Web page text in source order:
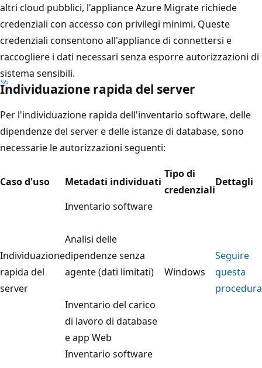
altri cloud pubblici, l'appliance Azure Migrate richiede
credenziali con accesso con privilegi minimi. Queste
credenziali consentono all'appliance di connettersi e
raccogliere i dati necessari senza esporre autorizzazioni di
sistema sensibili.
Individuazione rapida del server
Per l'individuazione rapida dell'inventario software, delle
dipendenze del server e delle istanze di database, sono
necessarie le autorizzazioni seguenti:
Caso d'uso Metadati individuati
Tipo di
credenziali
Dettagli
Individuazione
rapida del
server
Inventario software
Analisi delle
dipendenze senza
agente (dati limitati)
Inventario del carico
di lavoro di database
e app Web
Windows
Seguire
questa
procedura
Inventario software